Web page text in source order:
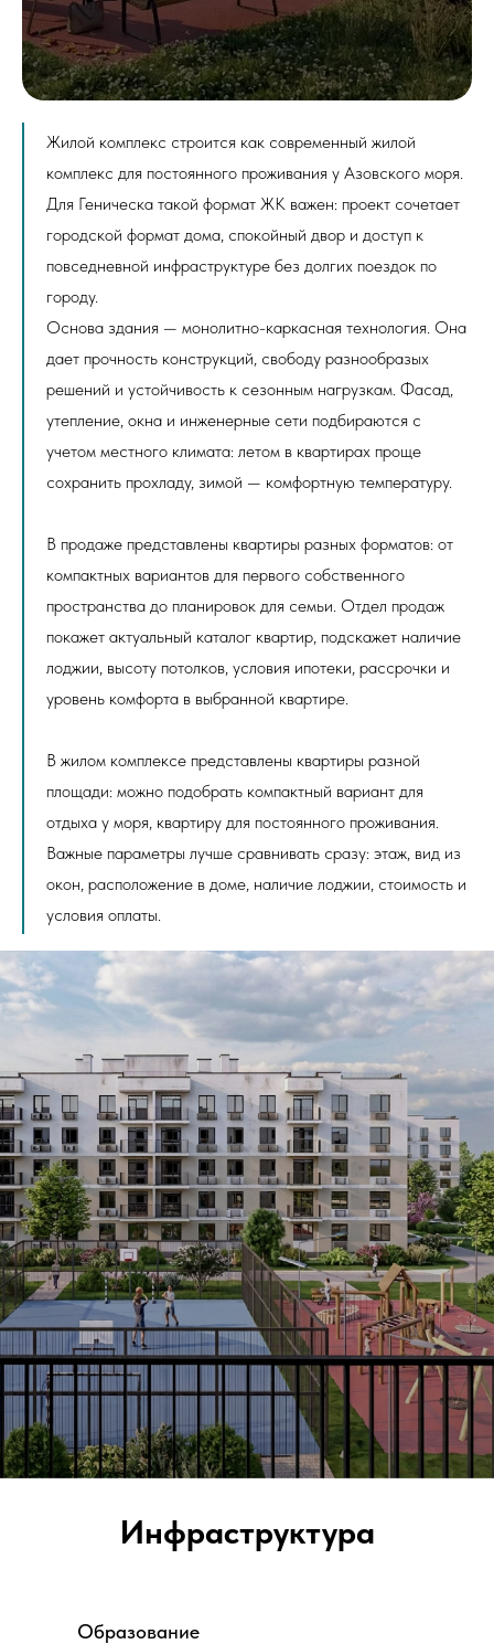
Жилой комплекс строится как современный жилой
комплекс для постоянного проживания у Азовского моря.
Для Геническа такой формат ЖК важен: проект сочетает
городской формат дома, спокойный двор и доступ к
повседневной инфраструктуре без долгих поездок по
городу.
Основа здания — монолитно-каркасная технология. Она
дает прочность конструкций, свободу разнообразых
решений и устойчивость к сезонным нагрузкам. Фасад,
утепление, окна и инженерные сети подбираются с
учетом местного климата: летом в квартирах проще
сохранить прохладу, зимой — комфортную температуру.
В продаже представлены квартиры разных форматов: от
компактных вариантов для первого собственного
пространства до планировок для семьи. Отдел продаж
покажет актуальный каталог квартир, подскажет наличие
лоджии, высоту потолков, условия ипотеки, рассрочки и
уровень комфорта в выбранной квартире.
В жилом комплексе представлены квартиры разной
площади: можно подобрать компактный вариант для
отдыха у моря, квартиру для постоянного проживания.
Важные параметры лучше сравнивать сразу: этаж, вид из
окон, расположение в доме, наличие лоджии, стоимость и
условия оплаты.
Инфраструктура
Образование